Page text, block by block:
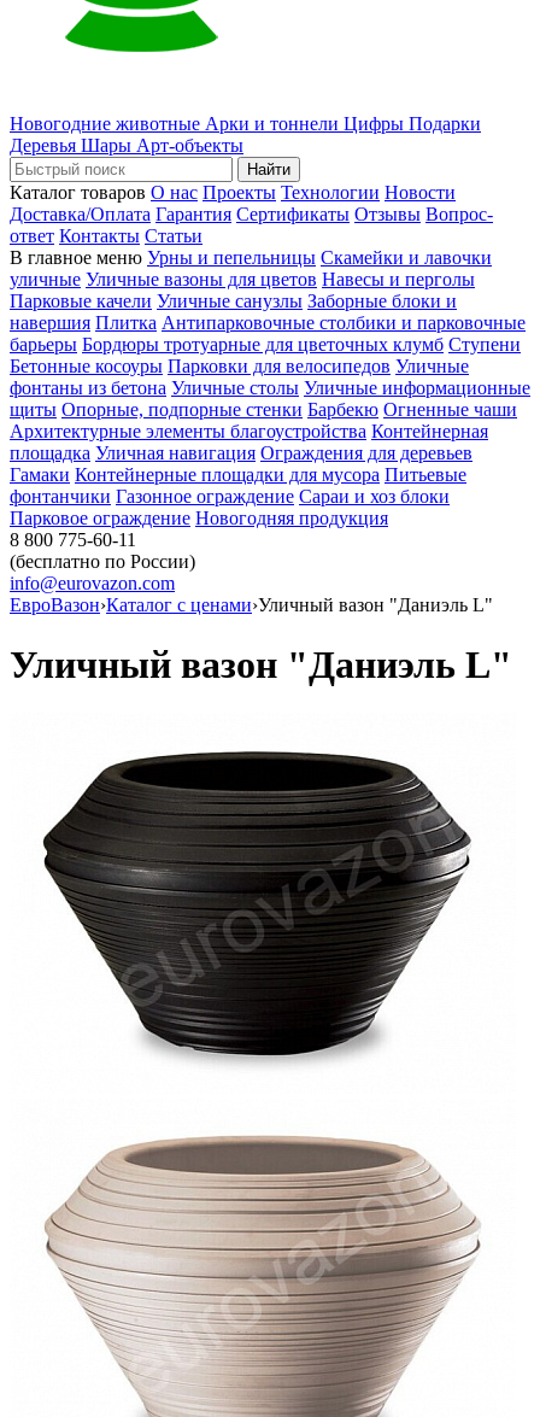
Новогодние животные Арки и тоннели Цифры Подарки
Деревья Шары Арт-объекты
Найти
Каталог товаров О нас Проекты Технологии Новости
Доставка/Оплата Гарантия Сертификаты Отзывы Вопрос-
ответ Контакты Статьи
В главное меню Урны и пепельницы Скамейки и лавочки
уличные Уличные вазоны для цветов Навесы и перголы
Парковые качели Уличные санузлы Заборные блоки и
навершия Плитка Антипарковочные столбики и парковочные
барьеры Бордюры тротуарные для цветочных клумб Ступени
Бетонные косоуры Парковки для велосипедов Уличные
фонтаны из бетона Уличные столы Уличные информационные
щиты Опорные, подпорные стенки Барбекю Огненные чаши
Архитектурные элементы благоустройства Контейнерная
площадка Уличная навигация Ограждения для деревьев
Гамаки Контейнерные площадки для мусора Питьевые
фонтанчики Газонное ограждение Сараи и хоз блоки
Парковое ограждение Новогодняя продукция
8 800 775-60-11
(бесплатно по России)
info@eurovazon.com
ЕвроВазон›Каталог с ценами›Уличный вазон "Даниэль L"
Уличный вазон "Даниэль L"